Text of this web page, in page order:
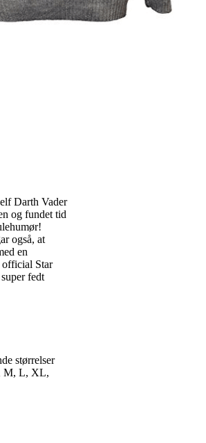
Darth Vader
og fundet tid
også, at
en
official Star
fedt
størrelser
M, L, XL,